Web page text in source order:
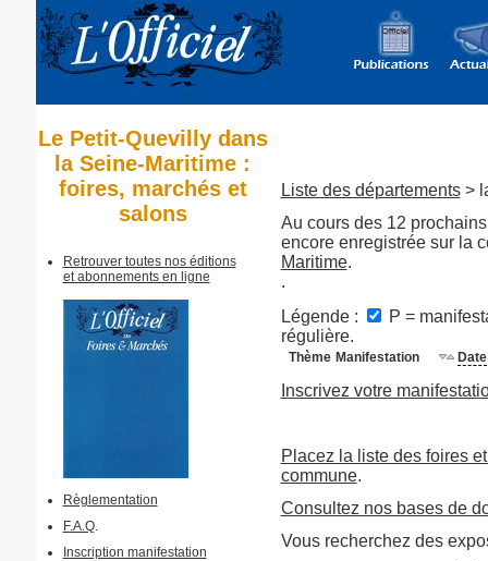
Le Petit-Quevilly dans
la Seine-Maritime :
foires, marchés et
salons
Retrouver toutes nos éditions
et abonnements en ligne
Règlementation
F.A.Q.
Inscription manifestation
Liste des départements>
Au cours des 12
encore enregistrée sur la
Maritime.
.
Légende :
P =
régulière.
Thème Manifestation Date
Inscrivez votre
Placez la liste des foires
commune.
Consultez nos bases de
Vous recherchez des